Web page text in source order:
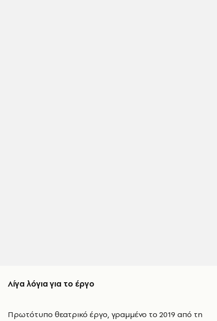
Λίγα λόγια για το έργο
Πρωτότυπο θεατρικό έργο, γραμμένο το 2019 από τη